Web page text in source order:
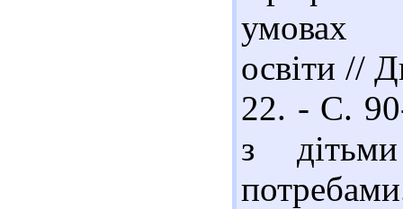
умовах
освіти //
22. - С.
з